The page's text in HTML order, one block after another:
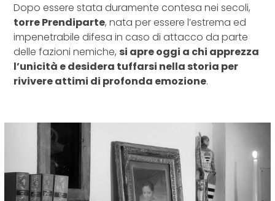
Dopo essere stata duramente contesa nei secoli,
torre Prendiparte, nata per essere l’estrema ed
impenetrabile difesa in caso di attacco da parte
delle fazioni nemiche, si apre oggi a chi apprezza
l’unicità e desidera tuffarsi nella storia per
rivivere attimi di profonda emozione.